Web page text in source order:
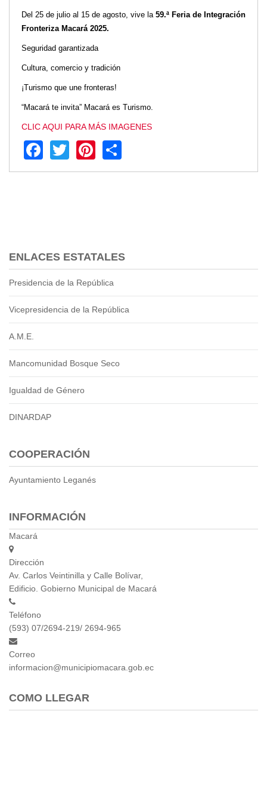
Del 25 de julio al 15 de agosto, vive la 59.ª Feria de Integración
Fronteriza Macará 2025.
Seguridad garantizada
Cultura, comercio y tradición
¡Turismo que une fronteras!
“Macará te invita” Macará es Turismo.
CLIC AQUI PARA MÁS IMAGENES
Facebook
TwitterPinterest
ENLACES ESTATALES
Presidencia de la República
Vicepresidencia de la República
A.M.E.
Mancomunidad Bosque Seco
Igualdad de Género
DINARDAP
COOPERACIÓN
Ayuntamiento Leganés
INFORMACIÓN
Macará
Dirección
Av. Carlos Veintinilla y Calle Bolívar,
Edificio. Gobierno Municipal de Macará
Teléfono
(593) 07/2694-219/ 2694-965
Correo
informacion@municipiomacara.gob.ec
COMO LLEGAR
Transparencia
GAD Macará
2026
2025
2023
2022
2021
2014
2013
2012
2022
2021
2019
2018
2017
2021
2017
CPCCS
GAD Macará
Biblioteca
P.A.C. - P.O.A.
GACETA TRIBUTARIA
Ordenanzas/Resoluciones
Convenios
Cumplimiento LOTAIP
Concurso de Méritos